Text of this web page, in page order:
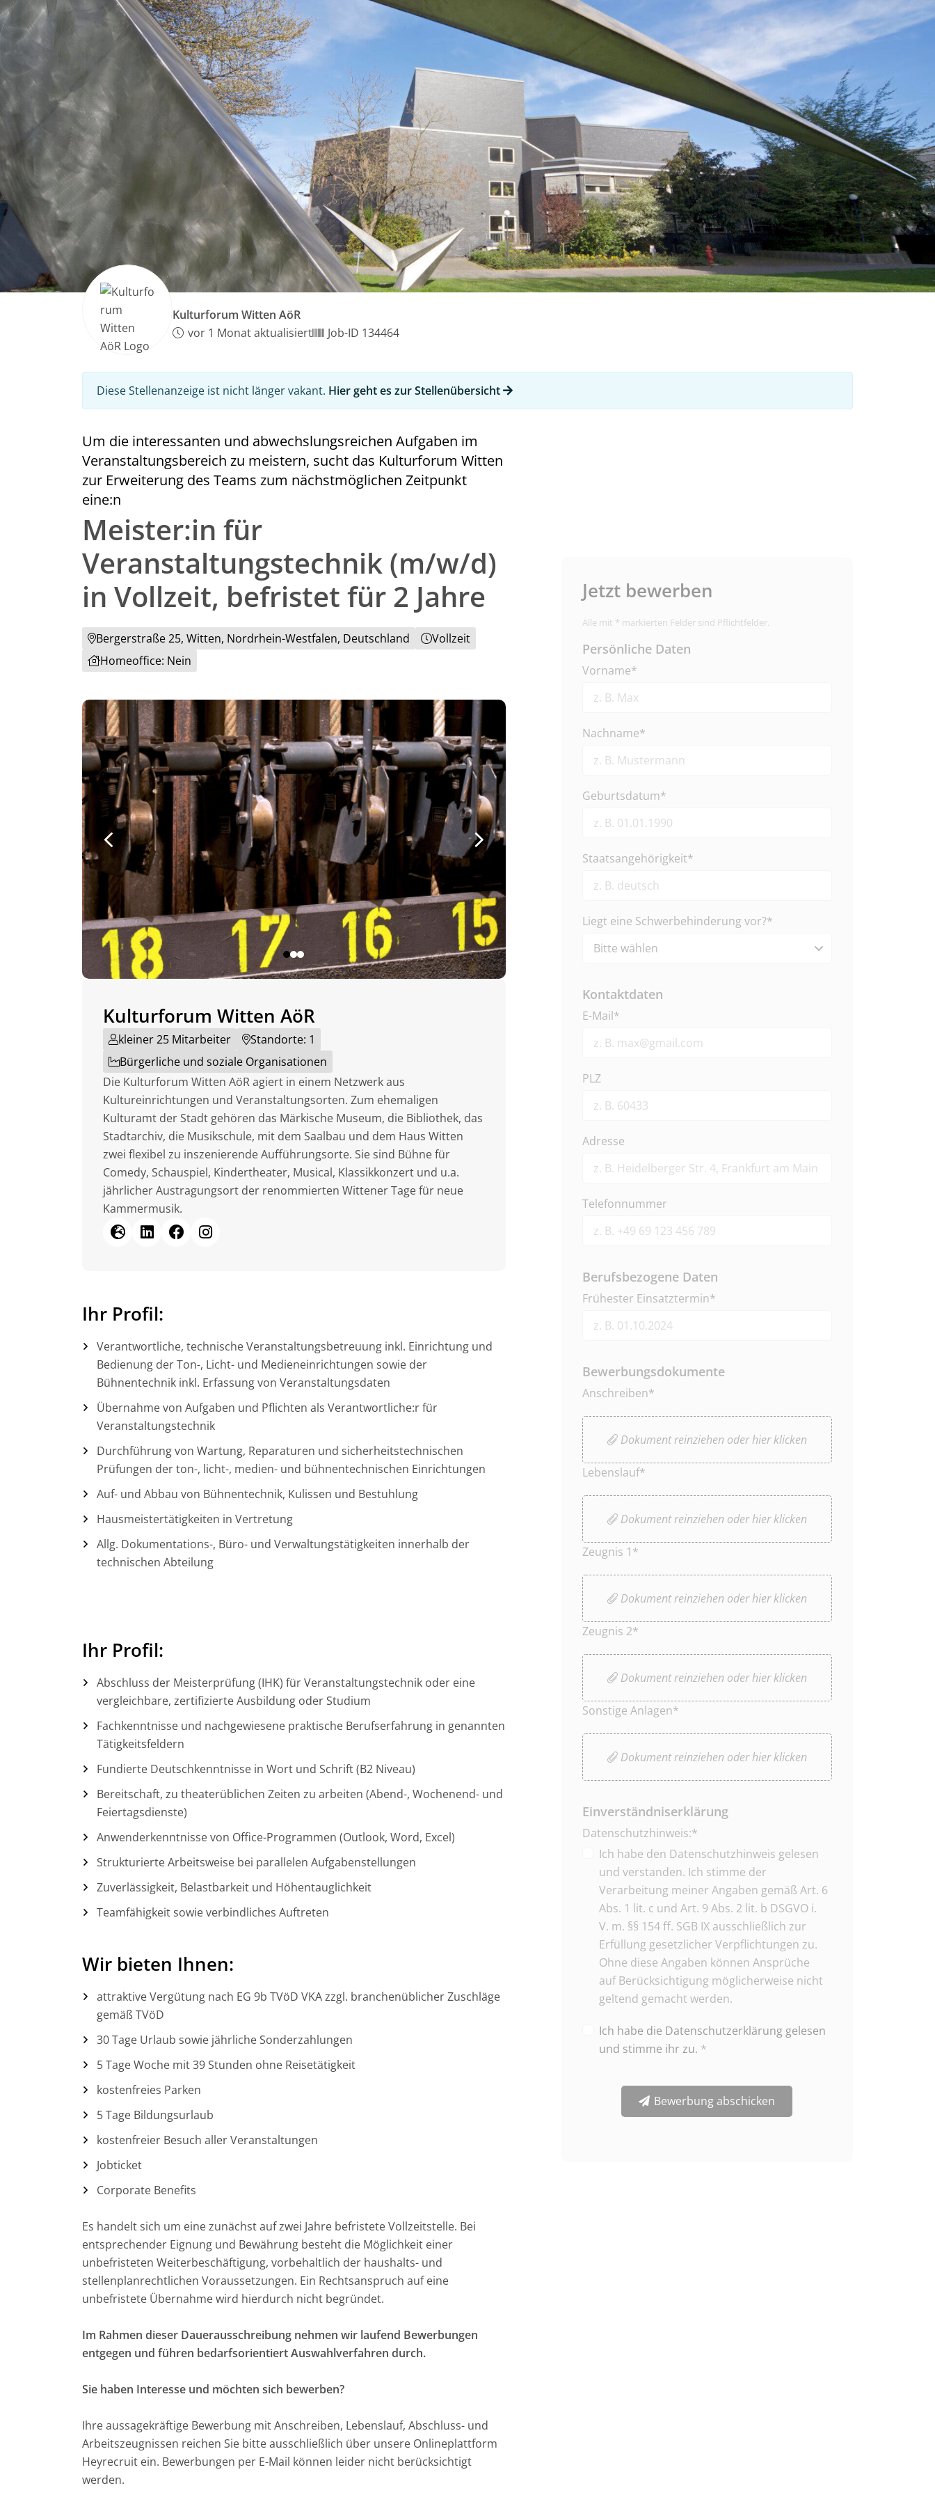
Kulturforum Witten AöR
vor 1 Monat aktualisiert
Job-ID 134464
Diese Stellenanzeige ist nicht länger vakant. Hier geht es zur Stellenübersicht
Um die interessanten und abwechslungsreichen Aufgaben im
Veranstaltungsbereich zu meistern, sucht das Kulturforum Witten
zur Erweiterung des Teams zum nächstmöglichen Zeitpunkt
eine:n
Meister:in für
Veranstaltungstechnik (m/w/d)
in Vollzeit, befristet für 2 Jahre
Bergerstraße 25, Witten, Nordrhein-Westfalen, Deutschland
Vollzeit
Homeoffice: Nein
Kulturforum Witten AöR
kleiner 25 Mitarbeiter
Standorte: 1
Bürgerliche und soziale Organisationen
Die Kulturforum Witten AöR agiert in einem Netzwerk aus
Kultureinrichtungen und Veranstaltungsorten. Zum ehemaligen
Kulturamt der Stadt gehören das Märkische Museum, die Bibliothek, das
Stadtarchiv, die Musikschule, mit dem Saalbau und dem Haus Witten
zwei flexibel zu inszenierende Aufführungsorte. Sie sind Bühne für
Comedy, Schauspiel, Kindertheater, Musical, Klassikkonzert und u.a.
jährlicher Austragungsort der renommierten Wittener Tage für neue
Kammermusik.
Ihr Profil:
Verantwortliche, technische Veranstaltungsbetreuung inkl. Einrichtung und
Bedienung der Ton-, Licht- und Medieneinrichtungen sowie der
Bühnentechnik inkl. Erfassung von Veranstaltungsdaten
Übernahme von Aufgaben und Pflichten als Verantwortliche:r für
Veranstaltungstechnik
Durchführung von Wartung, Reparaturen und sicherheitstechnischen
Prüfungen der ton-, licht-, medien- und bühnentechnischen Einrichtungen
Auf- und Abbau von Bühnentechnik, Kulissen und Bestuhlung
Hausmeistertätigkeiten in Vertretung
Allg. Dokumentations-, Büro- und Verwaltungstätigkeiten innerhalb der
technischen Abteilung
Ihr Profil:
Abschluss der Meisterprüfung (IHK) für Veranstaltungstechnik oder eine
vergleichbare, zertifizierte Ausbildung oder Studium
Fachkenntnisse und nachgewiesene praktische Berufserfahrung in genannten
Tätigkeitsfeldern
Fundierte Deutschkenntnisse in Wort und Schrift (B2 Niveau)
Bereitschaft, zu theaterüblichen Zeiten zu arbeiten (Abend-, Wochenend- und
Feiertagsdienste)
Anwenderkenntnisse von Office-Programmen (Outlook, Word, Excel)
Strukturierte Arbeitsweise bei parallelen Aufgabenstellungen
Zuverlässigkeit, Belastbarkeit und Höhentauglichkeit
Teamfähigkeit sowie verbindliches Auftreten
Wir bieten Ihnen:
attraktive Vergütung nach EG 9b TVöD VKA zzgl. branchenüblicher Zuschläge
gemäß TVöD
30 Tage Urlaub sowie jährliche Sonderzahlungen
5 Tage Woche mit 39 Stunden ohne Reisetätigkeit
kostenfreies Parken
5 Tage Bildungsurlaub
kostenfreier Besuch aller Veranstaltungen
Jobticket
Corporate Benefits
Es handelt sich um eine zunächst auf zwei Jahre befristete Vollzeitstelle. Bei
entsprechender Eignung und Bewährung besteht die Möglichkeit einer
unbefristeten Weiterbeschäftigung, vorbehaltlich der haushalts- und
stellenplanrechtlichen Voraussetzungen. Ein Rechtsanspruch auf eine
unbefristete Übernahme wird hierdurch nicht begründet.
Im Rahmen dieser Dauerausschreibung nehmen wir laufend Bewerbungen
entgegen und führen bedarfsorientiert Auswahlverfahren durch.
Sie haben Interesse und möchten sich bewerben?
Ihre aussagekräftige Bewerbung mit Anschreiben, Lebenslauf, Abschluss- und
Arbeitszeugnissen reichen Sie bitte ausschließlich über unsere Onlineplattform
Heyrecruit ein. Bewerbungen per E-Mail können leider nicht berücksichtigt
werden.
Jetzt bewerben
Alle mit * markierten Felder sind Pflichtfelder.
Persönliche Daten
Vorname*
Nachname*
Geburtsdatum*
Staatsangehörigkeit*
Liegt eine Schwerbehinderung vor?*
Kontaktdaten
E-Mail*
PLZ
Adresse
Telefonnummer
Berufsbezogene Daten
Frühester Einsatztermin*
Bewerbungsdokumente
Anschreiben*
Dokument reinziehen oder hier klicken
Lebenslauf*
Dokument reinziehen oder hier klicken
Zeugnis 1*
Dokument reinziehen oder hier klicken
Zeugnis 2*
Dokument reinziehen oder hier klicken
Sonstige Anlagen*
Dokument reinziehen oder hier klicken
Einverständniserklärung
Datenschutzhinweis:*
Ich habe den Datenschutzhinweis gelesen
und verstanden. Ich stimme der
Verarbeitung meiner Angaben gemäß Art. 6
Abs. 1 lit. c und Art. 9 Abs. 2 lit. b DSGVO i.
V. m. §§ 154 ff. SGB IX ausschließlich zur
Erfüllung gesetzlicher Verpflichtungen zu.
Ohne diese Angaben können Ansprüche
auf Berücksichtigung möglicherweise nicht
geltend gemacht werden.
Ich habe die Datenschutzerklärung gelesen
und stimme ihr zu. *
Bewerbung abschicken